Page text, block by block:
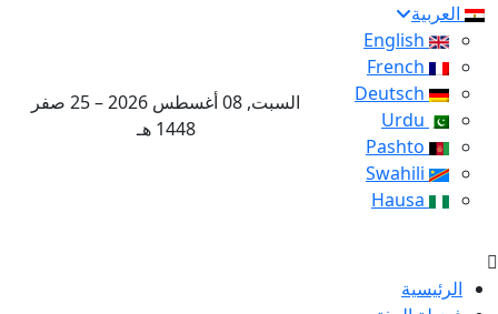
العربية
السبت, 08 أغسطس 2026 – 25 صفر
1448 هـ
الرئيسية